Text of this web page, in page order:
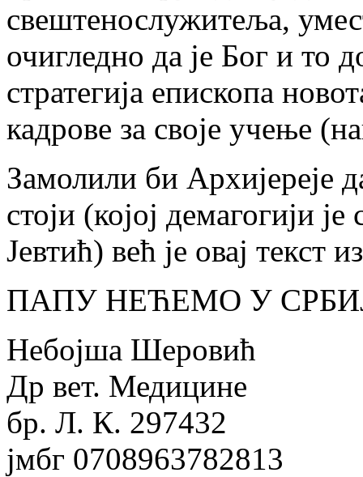
свештенослужитеља,
очигледно да је Бог и то
стратегија епископа
кадрове за своје учење
Замолили би Архијереје
стоји (којој демагогији
Јевтић) већ је овај текст
ПАПУ НЕЋЕМО У
Небојша Шеровић
Др вет. Медицине
бр. Л. К. 297432
јмбг 0708963782813